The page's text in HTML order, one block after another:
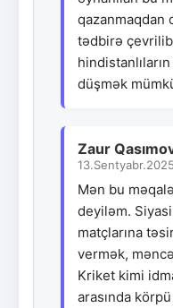
qazanmaqdan
tədbirə
hindistanlıların
düşmək
Zaur
Mən bu
deyiləm.
matçlarına
vermək,
Kriket kimi
arasında